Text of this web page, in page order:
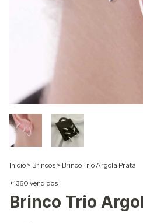
Início > Brincos > Brinco Trio Argola Prata
+1360 vendidos
Brinco Trio